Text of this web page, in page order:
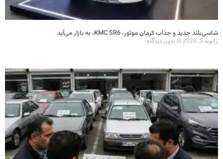
شاسی‌بلند جدید و جذاب کرمان موتور، KMC SR6، به بازار می‌آید
ژانویه 5, 2026 بدون دیدگاه